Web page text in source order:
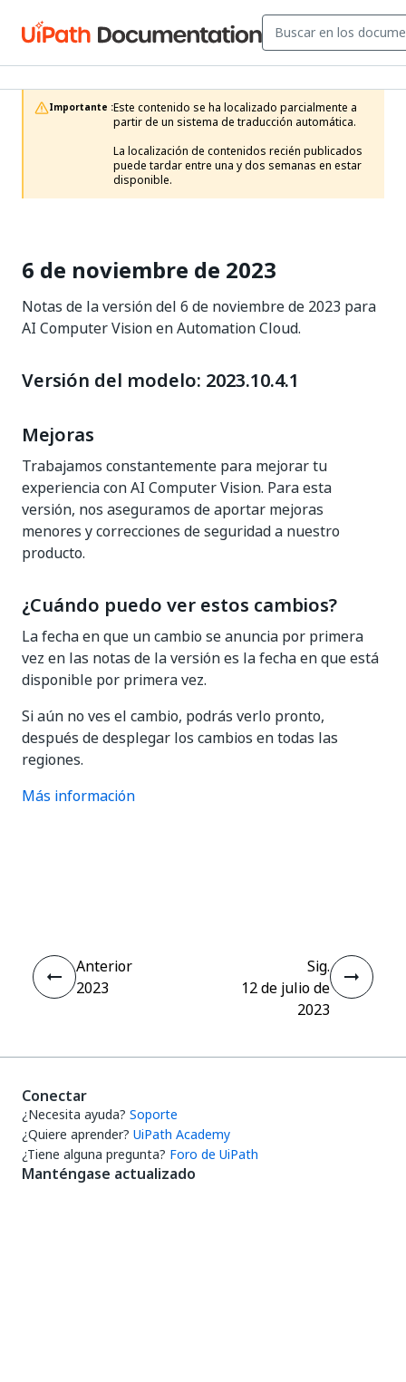
Importante :Este contenido se ha localizado parcialmente a
partir de un sistema de traducción automática.
La localización de contenidos recién publicados
puede tardar entre una y dos semanas en estar
disponible.
6 de noviembre de 2023
Notas de la versión del 6 de noviembre de 2023 para
AI Computer Vision en Automation Cloud.
Versión del modelo: 2023.10.4.1
Mejoras
Trabajamos constantemente para mejorar tu
experiencia con AI Computer Vision. Para esta
versión, nos aseguramos de aportar mejoras
menores y correcciones de seguridad a nuestro
producto.
¿Cuándo puedo ver estos cambios?
La fecha en que un cambio se anuncia por primera
vez en las notas de la versión es la fecha en que está
disponible por primera vez.
Si aún no ves el cambio, podrás verlo pronto,
después de desplegar los cambios en todas las
regiones.
Más información
Anterior
2023
Sig.
12 de julio de
2023
Conectar
¿Necesita ayuda? Soporte
¿Quiere aprender? UiPath Academy
¿Tiene alguna pregunta? Foro de UiPath
Manténgase actualizado